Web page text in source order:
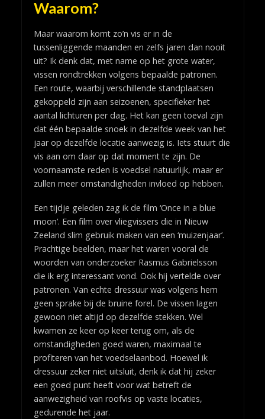
Waarom?
Maar waarom komt zo’n vis er in de
tussenliggende maanden en zelfs jaren dan nooit
uit? Ik denk dat, met name op het grote water,
vissen rondtrekken volgens bepaalde patronen.
Een route, waarbij verschillende standplaatsen
gekoppeld zijn aan seizoenen, specifieker het
aantal lichturen per dag. Het kan geen toeval zijn
dat één bepaalde snoek in dezelfde week van het
jaar op dezelfde locatie aanwezig is. Iets stuurt die
vis aan om daar op dat moment te zijn. De
voornaamste reden is voedsel natuurlijk, maar er
zullen meer omstandigheden invloed op hebben.
Een tijdje geleden zag ik de film ‘Once in a blue
moon’. Een film over vliegvissers die in Nieuw
Zeeland slim gebruik maken van een ‘muizenjaar’.
Prachtige beelden, maar het waren vooral de
woorden van onderzoeker Rasmus Gabrielsson
die ik erg interessant vond. Ook hij vertelde over
patronen. Van echte dressuur was volgens hem
geen sprake bij de bruine forel. De vissen lagen
gewoon niet altijd op dezelfde stekken. Wel
kwamen ze keer op keer terug om, als de
omstandigheden goed waren, maximaal te
profiteren van het voedselaanbod. Hoewel ik
dressuur zeker niet uitsluit, denk ik dat hij zeker
een goed punt heeft voor wat betreft de
aanwezigheid van roofvis op vaste locaties,
gedurende het jaar.